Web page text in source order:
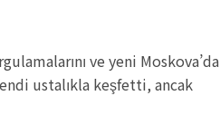
ve yeni Moskova’da
ustalıkla keşfetti, ancak